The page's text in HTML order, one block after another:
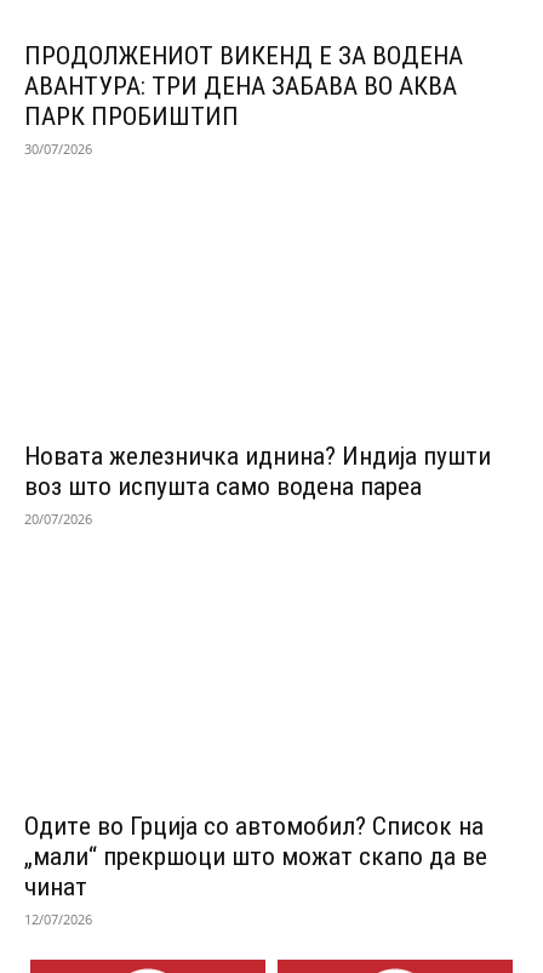
ПРОДОЛЖЕНИОТ ВИКЕНД Е ЗА ВОДЕНА
АВАНТУРА: ТРИ ДЕНА ЗАБАВА ВО АКВА
ПАРК ПРОБИШТИП
30/07/2026
Новата железничка иднина? Индија пушти
воз што испушта само водена пареа
20/07/2026
Одитe во Грција со автомобил? Список на
„мали“ прекршоци што можат скапо да ве
чинат
12/07/2026